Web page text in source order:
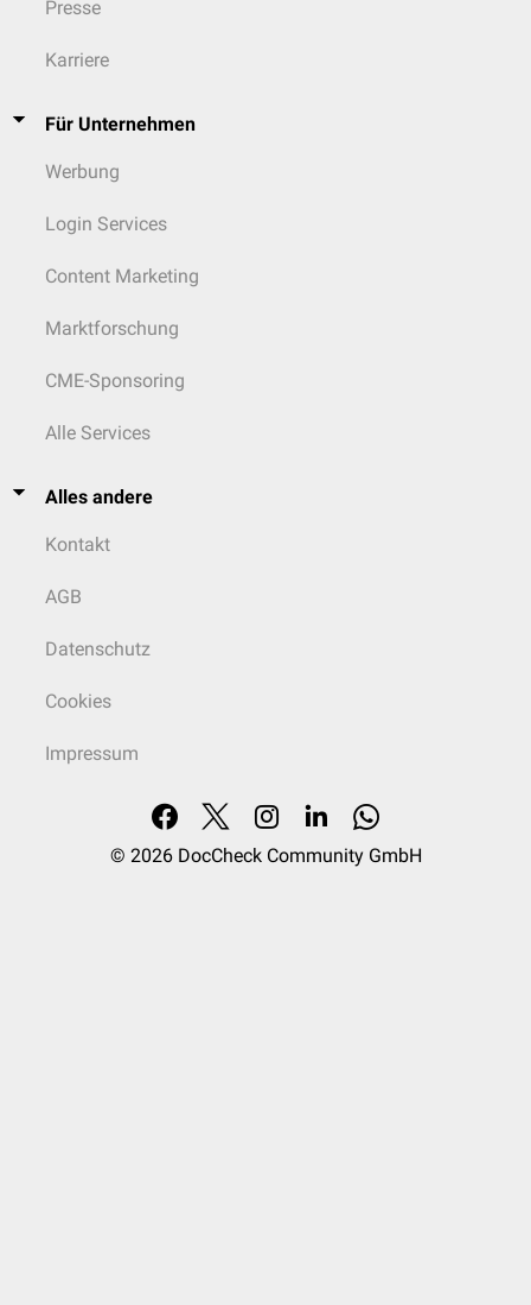
Presse
Karriere
Für Unternehmen
Werbung
Login Services
Content Marketing
Marktforschung
CME-Sponsoring
Alle Services
Alles andere
Kontakt
AGB
Datenschutz
Cookies
Impressum
© 2026 DocCheck Community GmbH